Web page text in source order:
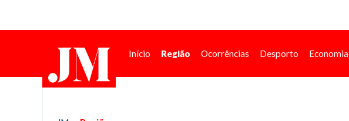
Início Região Ocorrências Desporto Economia